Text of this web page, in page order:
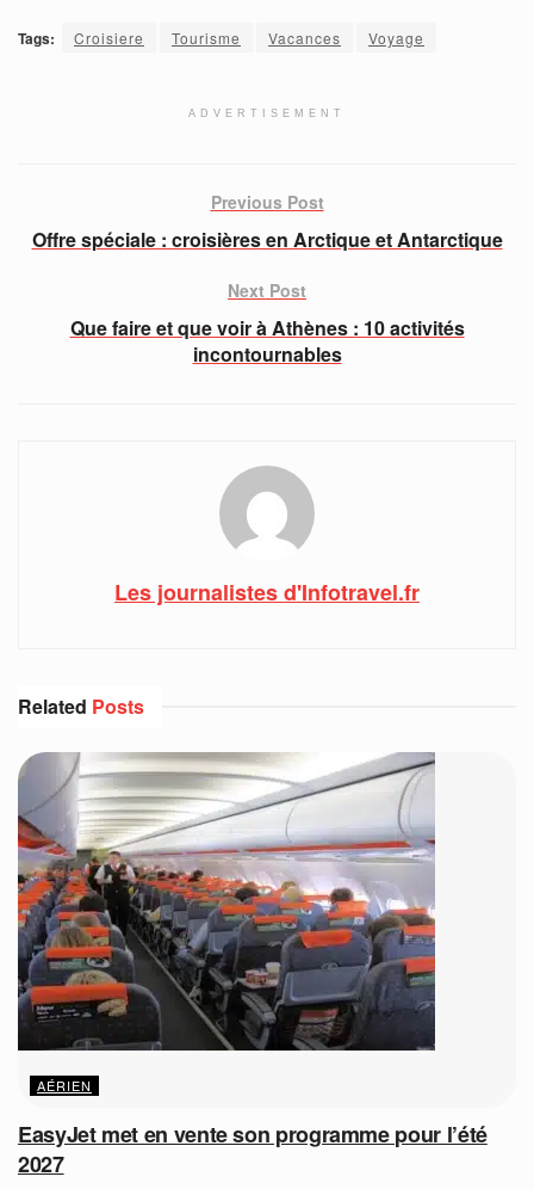
Tags: Croisiere Tourisme Vacances Voyage
ADVERTISEMENT
Previous Post
Offre spéciale : croisières en Arctique et Antarctique
Next Post
Que faire et que voir à Athènes : 10 activités
incontournables
Les journalistes d'Infotravel.fr
Related Posts
AÉRIEN
EasyJet met en vente son programme pour l’été
2027